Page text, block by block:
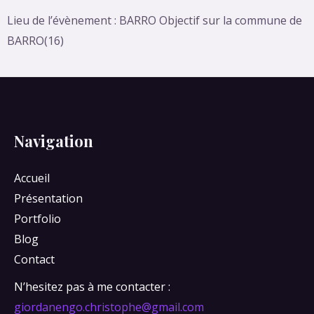
Lieu de l’évènement : BARRO Objectif sur la commune de
BARRO(16)
Navigation
Accueil
Présentation
Portfolio
Blog
Contact
N’hesitez pas à me contacter :
giordanengo.christophe@gmail.com